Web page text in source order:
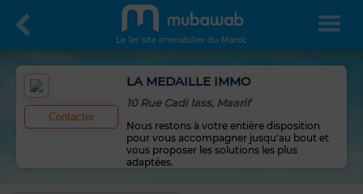
Le 1er site immobilier du Maroc
Contacter
LA MEDAILLE IMMO
10 Rue Cadi Iass, Maarif
Nous restons à votre entière disposition
pour vous accompagner jusqu'au bout et
vous proposer les solutions les plus
adaptées.